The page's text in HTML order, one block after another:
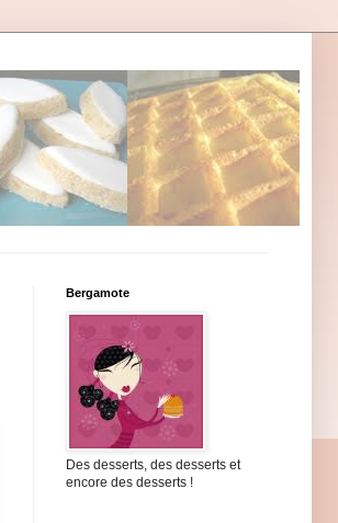
Bergamote
Des desserts, des desserts et
encore des desserts !